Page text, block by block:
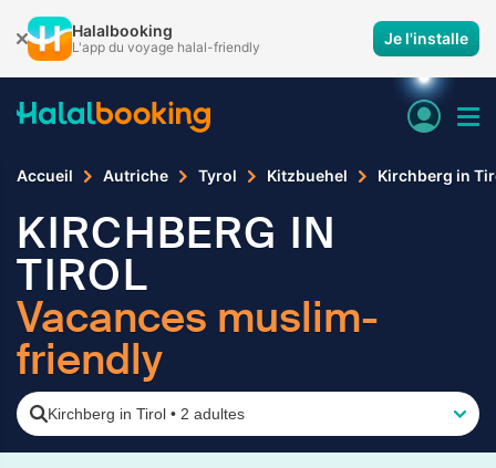
Halalbooking
L'app du voyage halal-friendly Je l'installe
Accueil Autriche Tyrol Kitzbuehel Kirchberg in
KIRCHBERG IN
TIROL
Vacances muslim-
friendly
Kirchberg in Tirol • 2 adultes